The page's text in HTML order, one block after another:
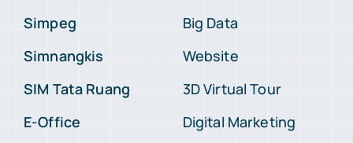
Simpeg
Simnangkis
SIM Tata Ruang
E-Office
Big Data
Website
3D Virtual Tour
Digital Marketing